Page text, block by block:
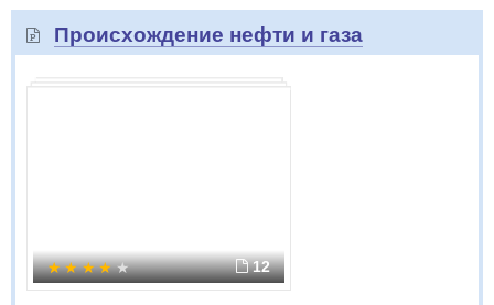
Происхождение нефти и газа
12